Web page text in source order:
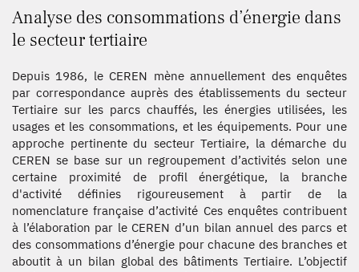
Analyse des consommations d’énergie dans
le secteur tertiaire
Depuis 1986, le CEREN mène annuellement des enquêtes
par correspondance auprès des établissements du secteur
Tertiaire sur les parcs chauffés, les énergies utilisées, les
usages et les consommations, et les équipements. Pour une
approche pertinente du secteur Tertiaire, la démarche du
CEREN se base sur un regroupement d’activités selon une
certaine proximité de profil énergétique, la branche
d'activité définies rigoureusement à partir de la
nomenclature française d’activité Ces enquêtes contribuent
à l’élaboration par le CEREN d’un bilan annuel des parcs et
des consommations d’énergie pour chacune des branches et
aboutit à un bilan global des bâtiments Tertiaire. L’objectif